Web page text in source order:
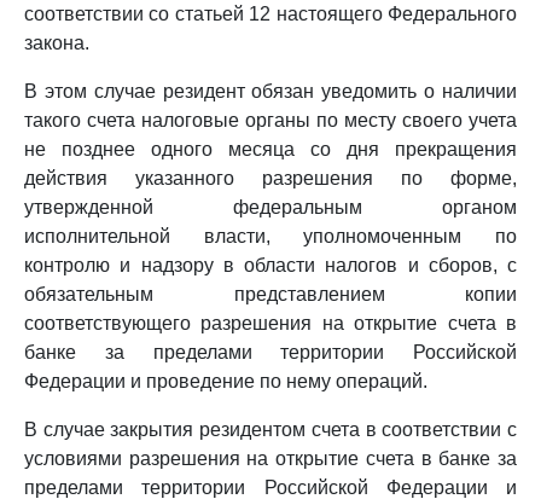
соответствии со статьей 12 настоящего Федерального
закона.
В этом случае резидент обязан уведомить о наличии
такого счета налоговые органы по месту своего учета
не позднее одного месяца со дня прекращения
действия указанного разрешения по форме,
утвержденной федеральным органом
исполнительной власти, уполномоченным по
контролю и надзору в области налогов и сборов, с
обязательным представлением копии
соответствующего разрешения на открытие счета в
банке за пределами территории Российской
Федерации и проведение по нему операций.
В случае закрытия резидентом счета в соответствии с
условиями разрешения на открытие счета в банке за
пределами территории Российской Федерации и